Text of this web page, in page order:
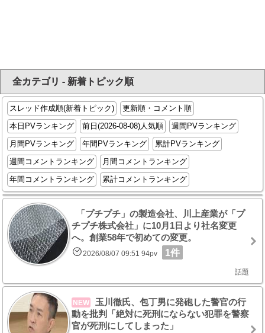
全カテゴリ - 新着トピック順
スレッド作成順(新着トピック)
更新順・コメント順
本日PVランキング
前日(2026-08-08)人気順
週間PVランキング
月間PVランキング
年間PVランキング
累計PVランキング
週間コメントランキング
月間コメントランキング
年間コメントランキング
累計コメントランキング
「プチプチ」の製造会社、川上産業が「プ
チプチ株式会社」に10月1日より社名変更
へ。創業58年で初めての変更。
2026/08/07 09:51 94pv 1件
話題
NEW
玉川徹氏、包丁男に発砲した警官の行
動を批判「絶対に死刑にならない犯罪を警察
官が死刑にしてしまった」